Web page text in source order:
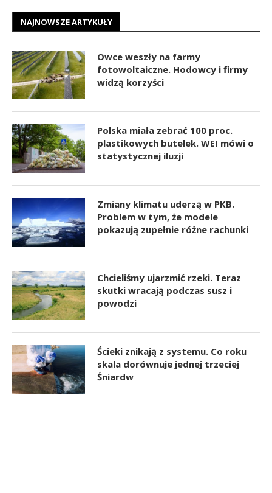
NAJNOWSZE ARTYKUŁY
Owce weszły na farmy
fotowoltaiczne. Hodowcy i firmy
widzą korzyści
Polska miała zebrać 100 proc.
plastikowych butelek. WEI mówi o
statystycznej iluzji
Zmiany klimatu uderzą w PKB.
Problem w tym, że modele
pokazują zupełnie różne rachunki
Chcieliśmy ujarzmić rzeki. Teraz
skutki wracają podczas susz i
powodzi
Ścieki znikają z systemu. Co roku
skala dorównuje jednej trzeciej
Śniardw